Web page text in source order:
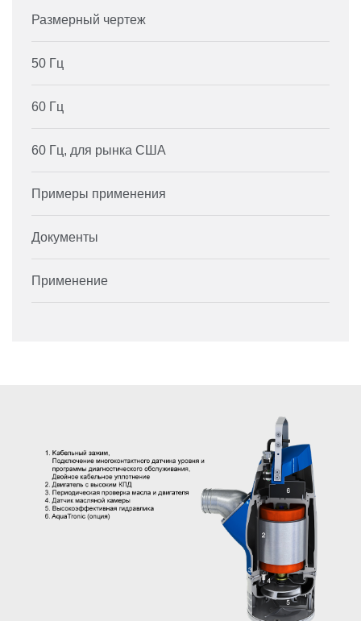
Размерный чертеж
50 Гц
60 Гц
60 Гц, для рынка США
Примеры применения
Документы
Применение